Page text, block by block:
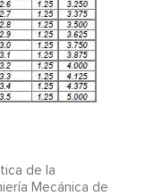
de la
Mecánica de